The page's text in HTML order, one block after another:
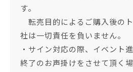
す。
転売目的によるご購入後の
社は一切責任を負いません。
・サイン対応の際、イベント
終了のお声掛けをさせて頂く